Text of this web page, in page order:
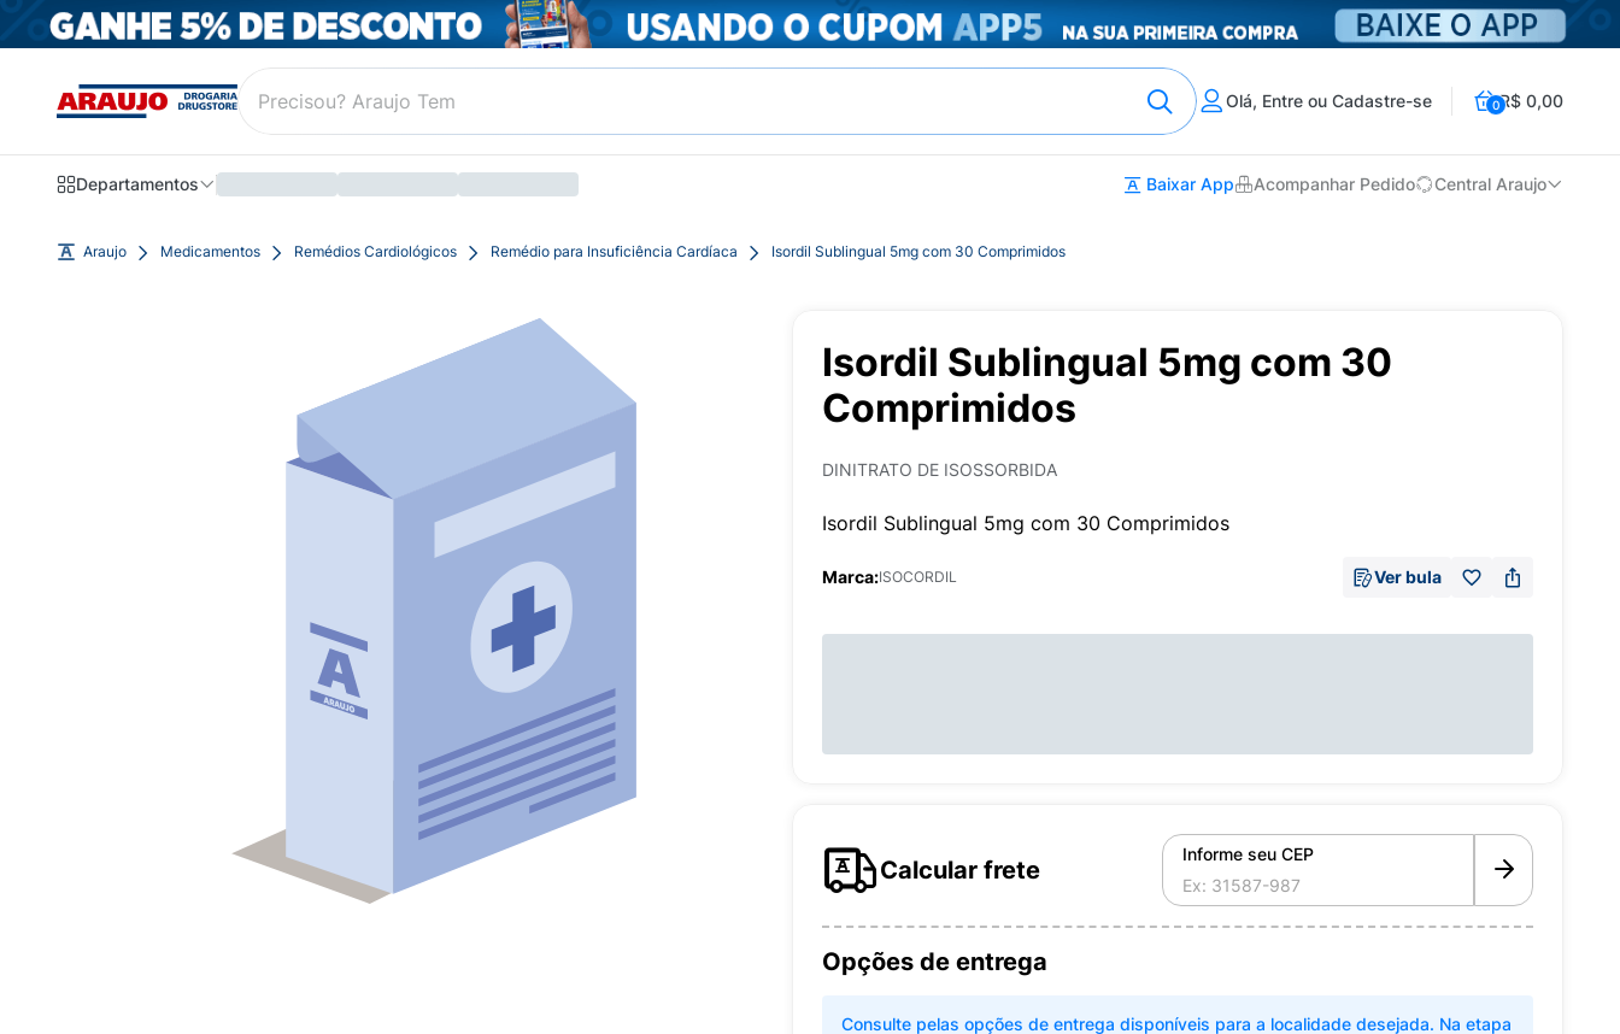
Olá, Entre ou Cadastre-se 0R$ 0,00
Departamentos Baixar App Acompanhar Pedido Central Araujo
Araujo Medicamentos Remédios Cardiológicos Remédio para Insuficiência Cardíaca Isordil Sublingual 5mg com 30 Comprimidos
Isordil Sublingual 5mg com 30
Comprimidos
DINITRATO DE ISOSSORBIDA
Isordil Sublingual 5mg com 30 Comprimidos
Marca:ISOCORDIL Ver bula
Calcular frete
Informe seu CEP
Opções de entrega
Consulte pelas opções de entrega disponíveis para a localidade desejada. Na etapa